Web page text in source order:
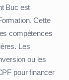
Buc est
Cette
compétences
Les
ou les
pour financer